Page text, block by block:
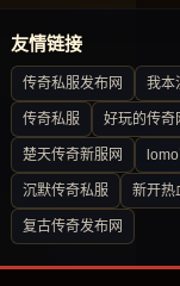
友情链接
传奇私服发布网 我本
传奇私服 好玩的传奇
楚天传奇新服网
沉默传奇私服 新开热
复古传奇发布网